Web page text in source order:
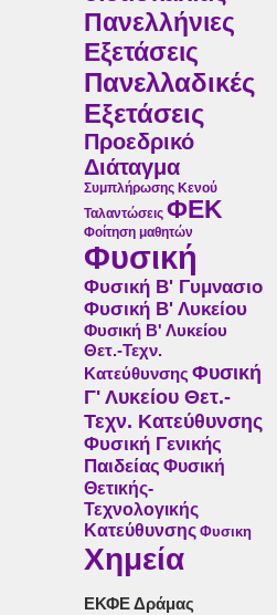
Πανελλήνιες
Εξετάσεις
Πανελλαδικές
Εξετάσεις
Προεδρικό
Διάταγμα
Συμπλήρωσης Κενού
Ταλαντώσεις ΦΕΚ
Φοίτηση μαθητών
Φυσική
Φυσική Β' Γυμνασιο
Φυσική Β' Λυκείου
Φυσική Β' Λυκείου
Θετ.-Τεχν.
Κατεύθυνσης Φυσική
Γ' Λυκείου Θετ.-
Τεχν. Κατεύθυνσης
Φυσική Γενικής
Παιδείας Φυσική
Θετικής-
Τεχνολογικής
Κατεύθυνσης Φυσικη
Χημεία
ΕΚΦΕ Δράμας